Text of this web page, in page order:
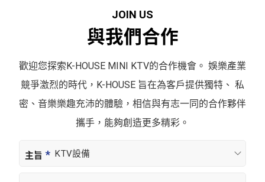
JOIN US
與我們合作
歡迎您探索K-HOUSE MINI KTV的合作機會。 娛樂產業
競爭激烈的時代，K-HOUSE 旨在為客戶提供獨特、 私
密、音樂樂趣充沛的體驗，相信與有志一同的合作夥伴
攜手， 能夠創造更多精彩。
主旨